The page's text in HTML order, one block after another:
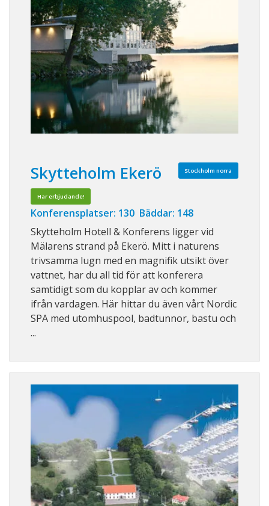
Stockholm norra
Skytteholm Ekerö
Har erbjudande!
Konferensplatser: 130 Bäddar: 148
Skytteholm Hotell & Konferens ligger vid
Mälarens strand på Ekerö. Mitt i naturens
trivsamma lugn med en magnifik utsikt över
vattnet, har du all tid för att konferera
samtidigt som du kopplar av och kommer
ifrån vardagen. Här hittar du även vårt Nordic
SPA med utomhuspool, badtunnor, bastu och
...